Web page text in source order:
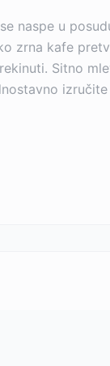
naspe u
zrna kafe
Sitno